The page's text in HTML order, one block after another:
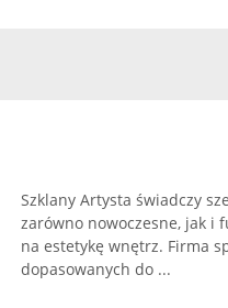
Szklany Artysta świadczy
zarówno nowoczesne, jak i
na estetykę wnętrz. Firma
dopasowanych do ...